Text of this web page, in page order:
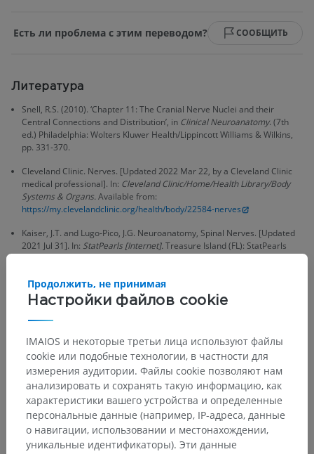
Есть ли проблема с этим переводом? СООБЩИТЬ
Литература
Snell, R.S. (2010). ‘Chapter 11: The Cranial Nerve Nuclei and their
Central Connections and Distribution’, in Clinical Neuroanatomy. (7th
ed.) Philadelphia: Wolters Kluwer Health/Lippincott Williams & Wilkins,
pp. 331-370.
Cleveland Clinic. Nerves. [Updated 2022 Mar 22, by a Cleveland Clinic
medical professional]. In: Cleveland Clinic/Home/Health Library/Body
Systems & Organs.Available from:
https://my.clevelandclinic.org/health/body/22584-nerves
Kaiser, J.T. and Lugo-Pico, J.G. Neuroanatomy, Spinal Nerves. [Updated
2021 Jul 31]. In: StatPearls [Internet].Treasure Island (FL): StatPearls
Fillmore, E.P. and Seifert, M.F. (2015). ‘Chapter 22-Anatomy of the
Trigeminal Nerve’, inNerves and Nerve Injuries. Editor(s): Tubbs, R.S.,
Rizk, E., Shoja, M.M., Loukas, M., Barbaro, N. and Spinner, R.J. Academic
Галерея
Настройки файлов cookie
Продолжить, не принимая
IMAIOS и некоторые третьи лица используют файлы
cookie или подобные технологии, в частности для
измерения аудитории. Файлы cookie позволяют нам
анализировать и сохранять такую информацию, как
характеристики вашего устройства и определенные
персональные данные (например, IP-адреса, данные
о навигации, использовании и местонахождении,
уникальные идентификаторы). Эти данные